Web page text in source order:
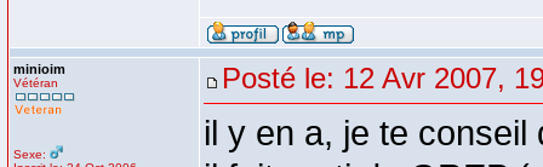
minioim
Vétéran
Sexe:
Posté le: 12 Avr 2007,
il y en a, je te